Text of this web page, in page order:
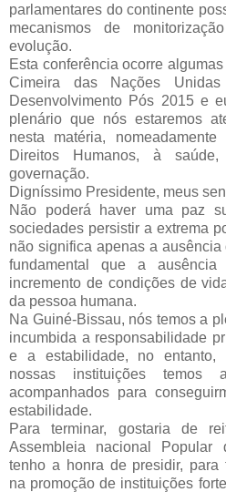
parlamentares do continente
mecanismos de
evolução.
Esta conferência ocorre
Cimeira das Nações
Desenvolvimento Pós 2015 e
plenário que nós estaremos
nesta matéria,
Direitos Humanos, à
governação.
Digníssimo Presidente, meus
Não poderá haver uma paz
sociedades persistir a extrema
não significa apenas a
fundamental que a
incremento de condições de
da pessoa humana.
Na Guiné-Bissau, nós temos a
incumbida a responsabilidade
e a estabilidade, no entanto,
nossas instituições
acompanhados para
estabilidade.
Para terminar, gostaria de
Assembleia nacional Popular
tenho a honra de presidir, para
na promoção de instituições